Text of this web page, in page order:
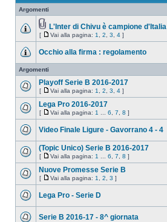
Argomenti
L'Inter di Chivu è campione d'Italia
[ Vai alla pagina: 1 2 3 4 ]
Occhio alla firma : regolamento
Argomenti
Playoff Serie B 2016-2017
[ Vai alla pagina: 1 2 3 4 ]
Lega Pro 2016-2017
[ Vai alla pagina: 1 6 7 8 ]
Video Finale Ligure - Gavorrano 4 - 4
(Topic Unico) Serie B 2016-2017
[ Vai alla pagina: 1 6 7 8 ]
Nuove Promesse Serie B
[ Vai alla pagina: 1 2 3 ]
Lega Pro - Serie D
Serie B 2016-17 - 8^ giornata